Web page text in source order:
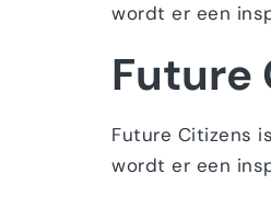
wordt er een
Future
Future Citizens
wordt er een